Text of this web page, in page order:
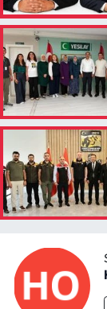
Siyaset
Spor
Sungurlu
Turizm
Yaşam
Yayla
Yemek